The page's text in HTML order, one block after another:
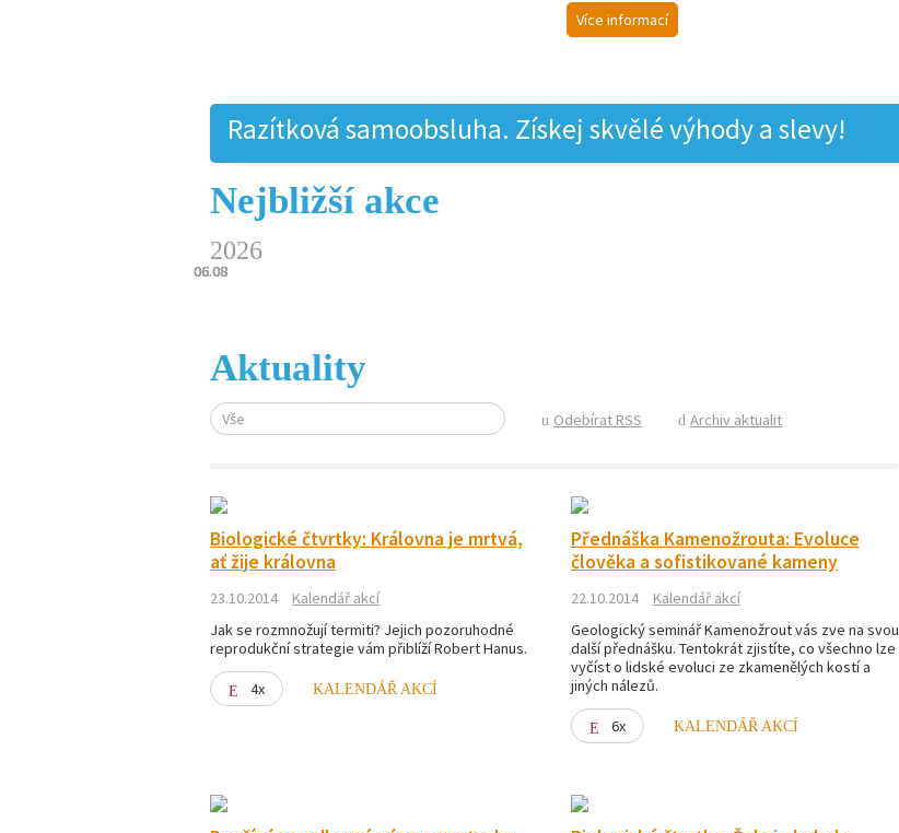
Více informací
Razítková samoobsluha. Získej skvělé výhody a slevy!
Nejbližší akce
2026
06.08
06.08
06.08
06.08
06.08
Aktuality
Vše Odebírat RSS Archiv aktualit
Biologické čtvrtky: Královna je mrtvá,
ať žije královna
23.10.2014
Kalendář akcí
Jak se rozmnožují termiti? Jejich pozoruhodné
reprodukční strategie vám přiblíží Robert Hanus.
4x KALENDÁŘ AKCÍ
Přednáška Kamenožrouta: Evoluce
člověka a sofistikované kameny
22.10.2014
Kalendář akcí
Geologický seminář Kamenožrout vás zve na svou
další přednášku. Tentokrát zjistíte, co všechno lze
vyčíst o lidské evoluci ze zkamenělých kostí a
jiných nálezů.
6x KALENDÁŘ AKCÍ